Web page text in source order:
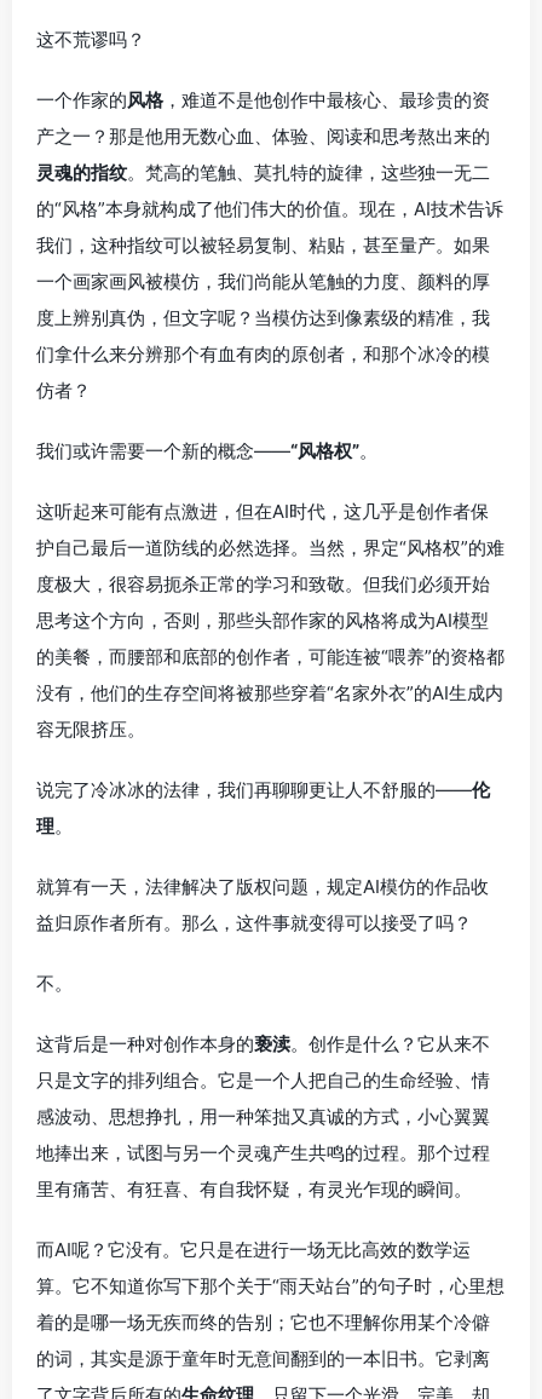
这不荒谬吗？
一个作家的风格，难道不是他创作中最核心、最珍贵的资
产之一？那是他用无数心血、体验、阅读和思考熬出来的
灵魂的指纹。梵高的笔触、莫扎特的旋律，这些独一无二
的“风格”本身就构成了他们伟大的价值。现在，AI技术告诉
我们，这种指纹可以被轻易复制、粘贴，甚至量产。如果
一个画家画风被模仿，我们尚能从笔触的力度、颜料的厚
度上辨别真伪，但文字呢？当模仿达到像素级的精准，我
们拿什么来分辨那个有血有肉的原创者，和那个冰冷的模
仿者？
我们或许需要一个新的概念——“风格权”。
这听起来可能有点激进，但在AI时代，这几乎是创作者保
护自己最后一道防线的必然选择。当然，界定“风格权”的难
度极大，很容易扼杀正常的学习和致敬。但我们必须开始
思考这个方向，否则，那些头部作家的风格将成为AI模型
的美餐，而腰部和底部的创作者，可能连被“喂养”的资格都
没有，他们的生存空间将被那些穿着“名家外衣”的AI生成内
容无限挤压。
说完了冷冰冰的法律，我们再聊聊更让人不舒服的——伦
理。
就算有一天，法律解决了版权问题，规定AI模仿的作品收
益归原作者所有。那么，这件事就变得可以接受了吗？
不。
这背后是一种对创作本身的亵渎。创作是什么？它从来不
只是文字的排列组合。它是一个人把自己的生命经验、情
感波动、思想挣扎，用一种笨拙又真诚的方式，小心翼翼
地捧出来，试图与另一个灵魂产生共鸣的过程。那个过程
里有痛苦、有狂喜、有自我怀疑，有灵光乍现的瞬间。
而AI呢？它没有。它只是在进行一场无比高效的数学运
算。它不知道你写下那个关于“雨天站台”的句子时，心里想
着的是哪一场无疾而终的告别；它也不理解你用某个冷僻
的词，其实是源于童年时无意间翻到的一本旧书。它剥离
了文字背后所有的生命纹理 ，只留下一个光滑、完美、却